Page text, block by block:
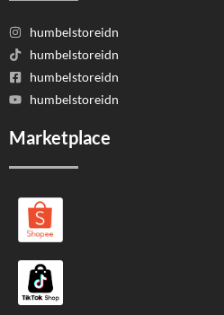
humbelstoreidn
humbelstoreidn
humbelstoreidn
humbelstoreidn
Marketplace